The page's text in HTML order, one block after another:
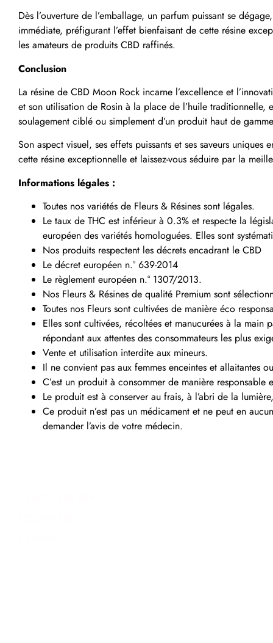
Dès l’ouverture de l’emballage, un parfum puissant se
immédiate, préfigurant l’effet bienfaisant de cette résine
les amateurs de produits CBD raffinés.
Conclusion
La résine de CBD Moon Rock incarne l’excellence et
et son utilisation de Rosin à la place de l’huile traditionnelle,
soulagement ciblé ou simplement d’un produit haut de
Son aspect visuel, ses effets puissants et ses saveurs
cette résine exceptionnelle et laissez-vous séduire par la
Informations légales :
Toutes nos variétés de Fleurs & Résines sont légales.
Le taux de THC est inférieur à 0.3% et respecte la
européen des variétés homologuées. Elles sont
Nos produits respectent les décrets encadrant le CBD
Le décret européen n.° 639-2014
Le règlement européen n.° 1307/2013.
Nos Fleurs & Résines de qualité Premium sont
Toutes nos Fleurs sont cultivées de manière éco
Elles sont cultivées, récoltées et manucurées à la
répondant aux attentes des consommateurs les plus
Vente et utilisation interdite aux mineurs.
Il ne convient pas aux femmes enceintes et allaitantes
C’est un produit à consommer de manière responsable
Le produit est à conserver au frais, à l’abri de la
Ce produit n’est pas un médicament et ne peut en
demander l’avis de votre médecin.